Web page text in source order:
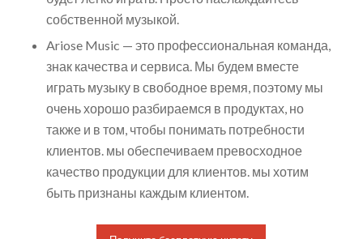
собственной музыкой.
Ariose Music — это профессиональная команда,
знак качества и сервиса. Мы будем вместе
играть музыку в свободное время, поэтому мы
очень хорошо разбираемся в продуктах, но
также и в том, чтобы понимать потребности
клиентов. мы обеспечиваем превосходное
качество продукции для клиентов. мы хотим
быть признаны каждым клиентом.